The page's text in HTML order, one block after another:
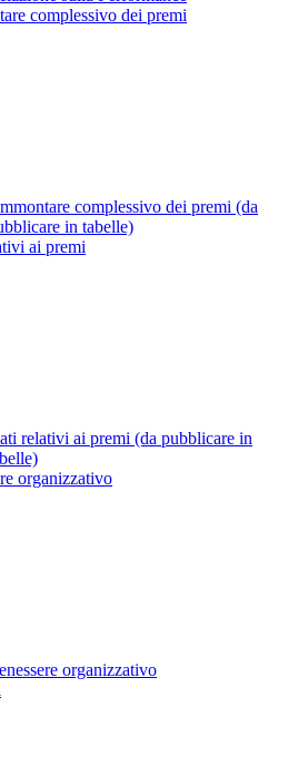
complessivo dei premi
complessivo dei premi (da
in tabelle)
ai premi
relativi ai premi (da pubblicare in
organizzativo
organizzativo